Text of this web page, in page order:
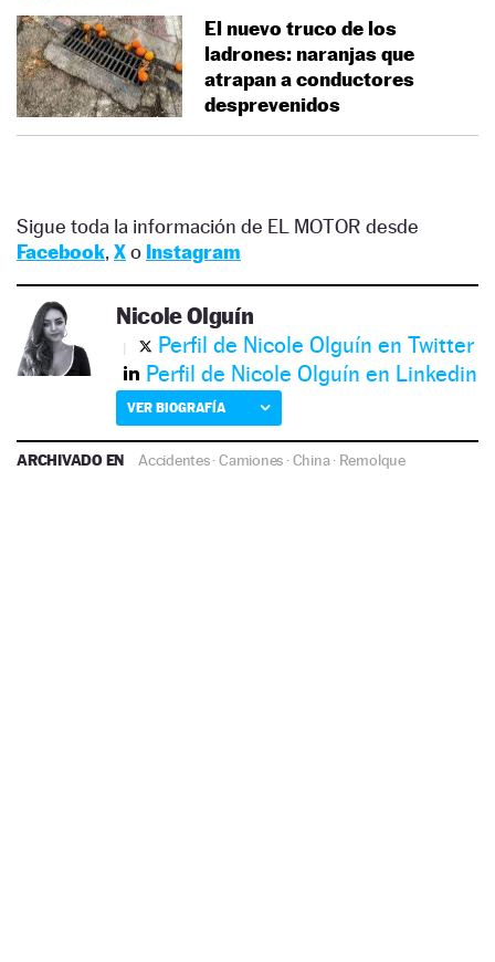
El nuevo truco de los
ladrones: naranjas que
atrapan a conductores
desprevenidos
Sigue toda la información de EL MOTOR desde
Facebook, Xo Instagram
Nicole Olguín
Perfil de Nicole Olguín en Twitter
Perfil de Nicole Olguín en Linkedin
VER BIOGRAFÍA
ARCHIVADO EN Accidentes·Camiones ·China· Remolque